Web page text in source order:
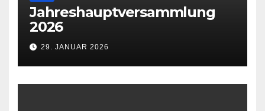
Jahreshauptversammlung
2026
29. JANUAR 2026